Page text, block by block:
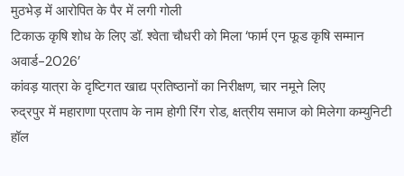
मुठभेड़ में आरोपित के पैर में लगी गोली
टिकाऊ कृषि शोध के लिए डॉ. श्वेता चौधरी को मिला ‘फार्म एन फूड कृषि सम्मान
अवार्ड-2026’
कांवड़ यात्रा के दृष्टिगत खाद्य प्रतिष्ठानों का निरीक्षण, चार नमूने लिए
रुद्रपुर में महाराणा प्रताप के नाम होगी रिंग रोड, क्षत्रीय समाज को मिलेगा कम्युनिटी
हॉल